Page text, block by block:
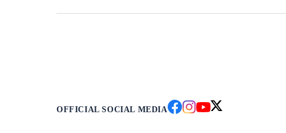
OFFICIAL SOCIAL MEDIA